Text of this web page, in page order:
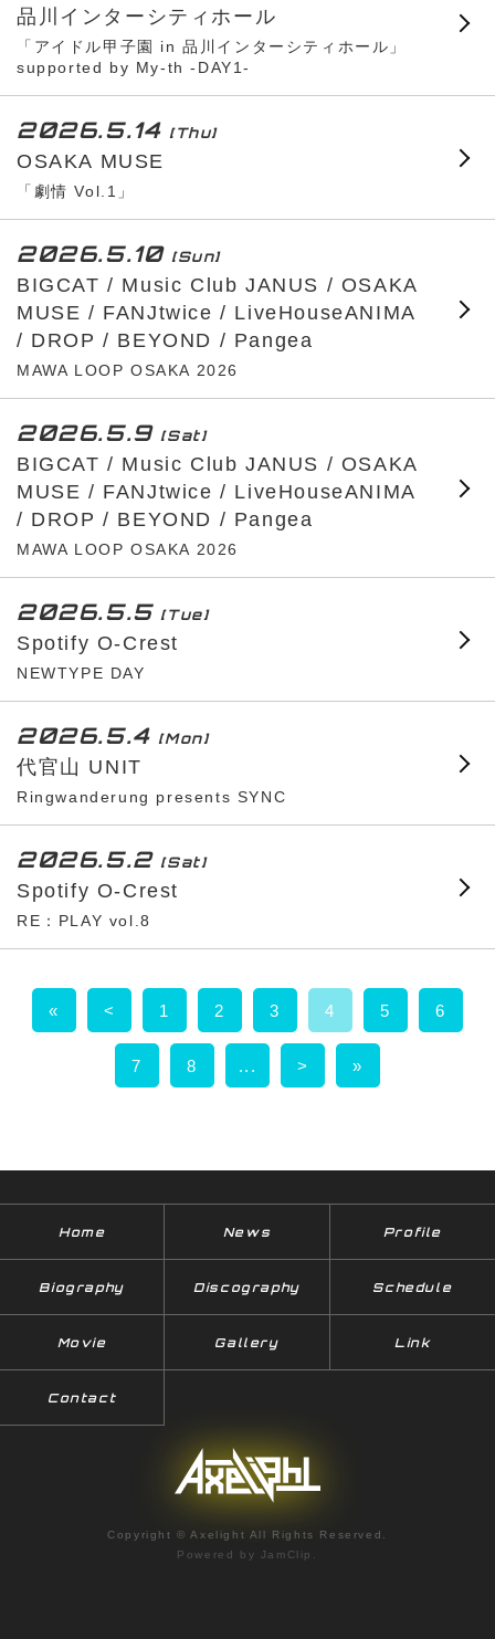
品川インターシティホール
「アイドル甲子園 in 品川インターシティホール」
supported by My-th -DAY1-
2026.5.14 [Thu]
OSAKA MUSE
「劇情 Vol.1」
2026.5.10 [Sun]
BIGCAT / Music Club JANUS / OSAKA
MUSE / FANJtwice / LiveHouseANIMA
/ DROP / BEYOND / Pangea
MAWA LOOP OSAKA 2026
2026.5.9 [Sat]
BIGCAT / Music Club JANUS / OSAKA
MUSE / FANJtwice / LiveHouseANIMA
/ DROP / BEYOND / Pangea
MAWA LOOP OSAKA 2026
2026.5.5 [Tue]
Spotify O-Crest
NEWTYPE DAY
2026.5.4 [Mon]
代官山 UNIT
Ringwanderung presents SYNC
2026.5.2 [Sat]
Spotify O-Crest
RE：PLAY vol.8
« < 1 2 3 4 5 6
7 8 ... > »
Home News Profile
Biography Discography Schedule
Movie Gallery Link
Contact
Copyright © Axelight All Rights Reserved.
Powered by JamClip